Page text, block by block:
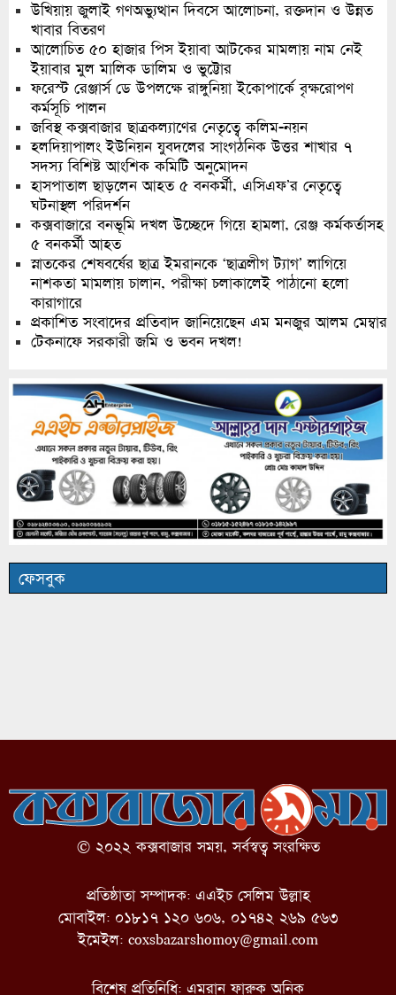
উখিয়ায় জুলাই গণঅভ্যুত্থান দিবসে আলোচনা, রক্তদান ও উন্নত
খাবার বিতরণ
আলোচিত ৫০ হাজার পিস ইয়াবা আটকের মামলায় নাম নেই
ইয়াবার মুল মালিক ডালিম ও ভুট্টোর
ফরেস্ট রেঞ্জার্স ডে উপলক্ষে রাঙ্গুনিয়া ইকোপার্কে বৃক্ষরোপণ
কর্মসূচি পালন
জবিস্থ কক্সবাজার ছাত্রকল্যাণের নেতৃত্বে কলিম-নয়ন
হলদিয়াপালং ইউনিয়ন যুবদলের সাংগঠনিক উত্তর শাখার ৭
সদস্য বিশিষ্ট আংশিক কমিটি অনুমোদন
হাসপাতাল ছাড়লেন আহত ৫ বনকর্মী, এসিএফ’র নেতৃত্বে
ঘটনাস্থল পরিদর্শন
কক্সবাজারে বনভূমি দখল উচ্ছেদে গিয়ে হামলা, রেঞ্জ কর্মকর্তাসহ
৫ বনকর্মী আহত
স্নাতকের শেষবর্ষের ছাত্র ইমরানকে ‘ছাত্রলীগ ট্যাগ’ লাগিয়ে
নাশকতা মামলায় চালান, পরীক্ষা চলাকালেই পাঠানো হলো
কারাগারে
প্রকাশিত সংবাদের প্রতিবাদ জানিয়েছেন এম মনজুর আলম মেম্বার
টেকনাফে সরকারী জমি ও ভবন দখল!
ফেসবুক
© ২০২২ কক্সবাজার সময়, সর্বস্বত্ব সংরক্ষিত
প্রতিষ্ঠাতা সম্পাদক: এএইচ সেলিম উল্লাহ
মোবাইল: ০১৮১৭ ১২০ ৬০৬, ০১৭৪২ ২৬৯ ৫৬৩
ইমেইল: coxsbazarshomoy@gmail.com
বিশেষ প্রতিনিধি: এমরান ফারুক অনিক